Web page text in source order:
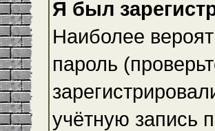
Я был
Наиболее
пароль
учётную запись